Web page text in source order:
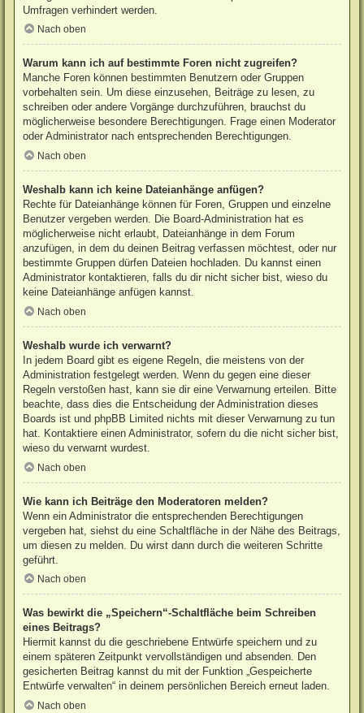
Umfragen verhindert werden.
Nach oben
Warum kann ich auf bestimmte Foren nicht zugreifen?
Manche Foren können bestimmten Benutzern oder Gruppen
vorbehalten sein. Um diese einzusehen, Beiträge zu lesen, zu
schreiben oder andere Vorgänge durchzuführen, brauchst du
möglicherweise besondere Berechtigungen. Frage einen Moderator
oder Administrator nach entsprechenden Berechtigungen.
Nach oben
Weshalb kann ich keine Dateianhänge anfügen?
Rechte für Dateianhänge können für Foren, Gruppen und einzelne
Benutzer vergeben werden. Die Board-Administration hat es
möglicherweise nicht erlaubt, Dateianhänge in dem Forum
anzufügen, in dem du deinen Beitrag verfassen möchtest, oder nur
bestimmte Gruppen dürfen Dateien hochladen. Du kannst einen
Administrator kontaktieren, falls du dir nicht sicher bist, wieso du
keine Dateianhänge anfügen kannst.
Nach oben
Weshalb wurde ich verwarnt?
In jedem Board gibt es eigene Regeln, die meistens von der
Administration festgelegt werden. Wenn du gegen eine dieser
Regeln verstoßen hast, kann sie dir eine Verwarnung erteilen. Bitte
beachte, dass dies die Entscheidung der Administration dieses
Boards ist und phpBB Limited nichts mit dieser Verwarnung zu tun
hat. Kontaktiere einen Administrator, sofern du die nicht sicher bist,
wieso du verwarnt wurdest.
Nach oben
Wie kann ich Beiträge den Moderatoren melden?
Wenn ein Administrator die entsprechenden Berechtigungen
vergeben hat, siehst du eine Schaltfläche in der Nähe des Beitrags,
um diesen zu melden. Du wirst dann durch die weiteren Schritte
geführt.
Nach oben
Was bewirkt die „Speichern“-Schaltfläche beim Schreiben
eines Beitrags?
Hiermit kannst du die geschriebene Entwürfe speichern und zu
einem späteren Zeitpunkt vervollständigen und absenden. Den
gesicherten Beitrag kannst du mit der Funktion „Gespeicherte
Entwürfe verwalten“ in deinem persönlichen Bereich erneut laden.
Nach oben